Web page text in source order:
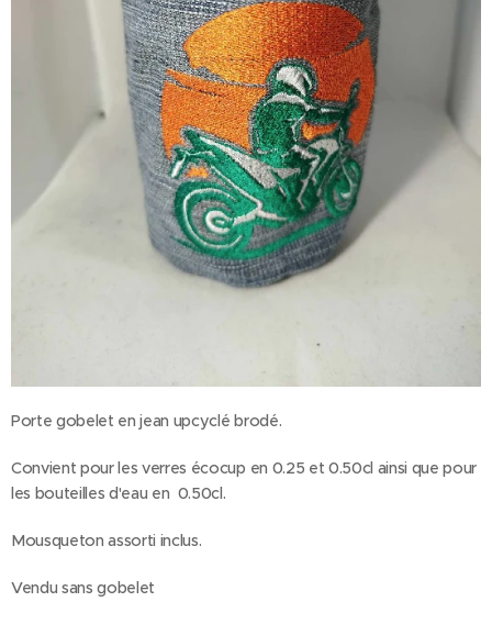
Porte gobelet en jean upcyclé brodé.
Convient pour les verres écocup en 0.25 et 0.50cl ainsi que pour
les bouteilles d'eau en 0.50cl.
Mousqueton assorti inclus.
Vendu sans gobelet